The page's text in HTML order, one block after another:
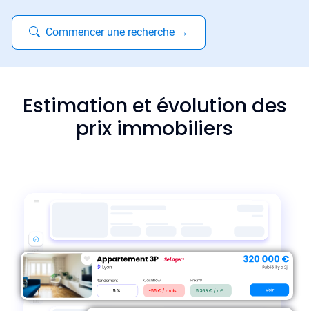
Commencer une recherche →
Estimation et évolution des
prix immobiliers